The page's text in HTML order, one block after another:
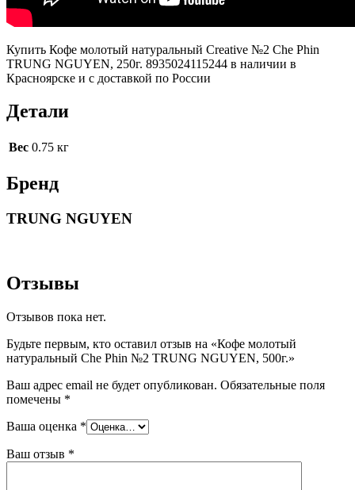
Купить Кофе молотый натуральный Creative №2 Che Phin
TRUNG NGUYEN, 250г. 8935024115244 в наличии в
Красноярске и с доставкой по России
Детали
Вес 0.75 кг
Бренд
TRUNG NGUYEN
Отзывы
Отзывов пока нет.
Будьте первым, кто оставил отзыв на «Кофе молотый
натуральный Che Phin №2 TRUNG NGUYEN, 500г.»
Ваш адрес email не будет опубликован. Обязательные поля
помечены *
Ваша оценка *
Ваш отзыв *